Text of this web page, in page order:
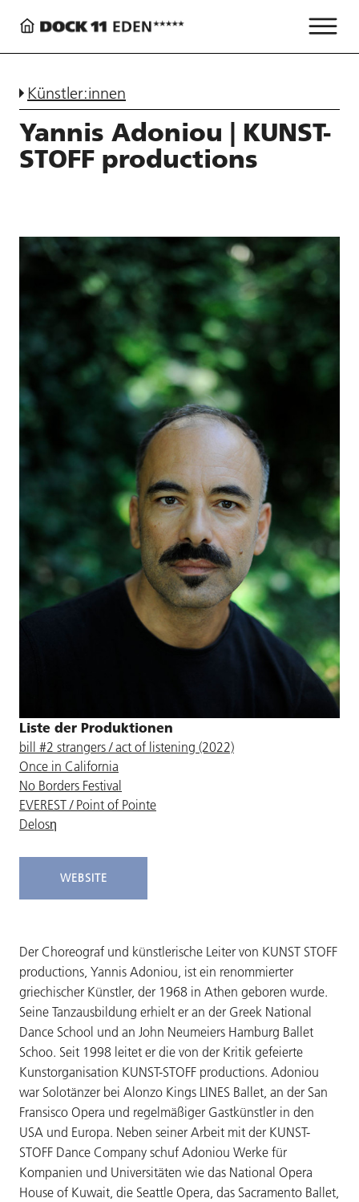
Künstler:innen
Yannis Adoniou | KUNST-
STOFF productions
Liste der Produktionen
bill #2 strangers / act of listening (2022)
Once in California
No Borders Festival
EVEREST / Point of Pointe
Delosη
WEBSITE
Der Choreograf und künstlerische Leiter von KUNST STOFF
productions, Yannis Adoniou, ist ein renommierter
griechischer Künstler, der 1968 in Athen geboren wurde.
Seine Tanzausbildung erhielt er an der Greek National
Dance School und an John Neumeiers Hamburg Ballet
Schoo. Seit 1998 leitet er die von der Kritik gefeierte
Kunstorganisation KUNST-STOFF productions. Adoniou
war Solotänzer bei Alonzo Kings LINES Ballet, an der San
Fransisco Opera und regelmäßiger Gastkünstler in den
USA und Europa. Neben seiner Arbeit mit der KUNST-
STOFF Dance Company schuf Adoniou Werke für
Kompanien und Universitäten wie das National Opera
House of Kuwait, die Seattle Opera, das Sacramento Ballet,